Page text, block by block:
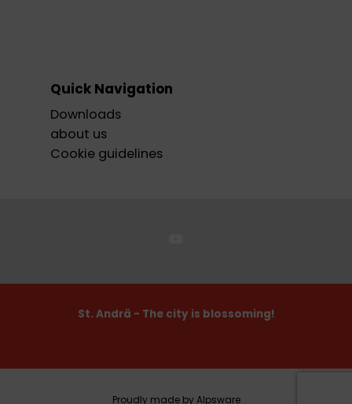
Quick Navigation
Downloads
about us
Cookie guidelines
St. Andrä - The city is blossoming!
Proudly made by Alpsware